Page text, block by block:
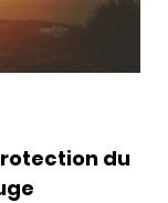
du